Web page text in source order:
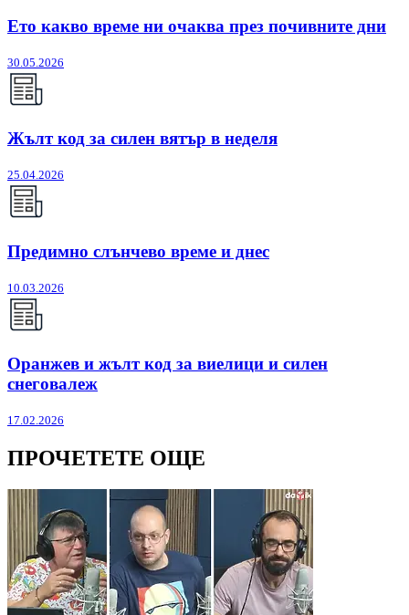
Ето какво време ни очаква през почивните дни
30.05.2026
Жълт код за силен вятър в неделя
25.04.2026
Предимно слънчево време и днес
10.03.2026
Оранжев и жълт код за виелици и силен
снеговалеж
17.02.2026
ПРОЧЕТЕТЕ ОЩЕ